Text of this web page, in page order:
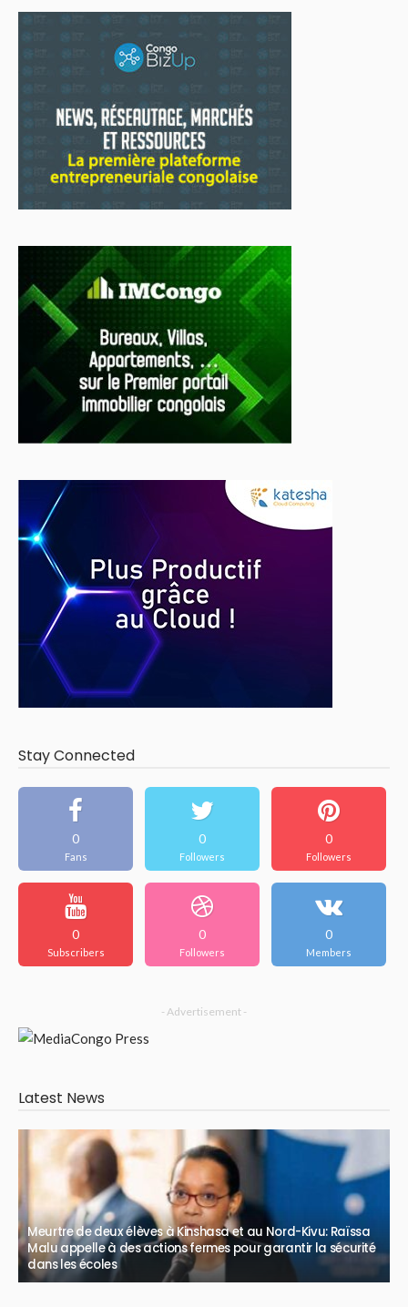
Stay Connected
0
Fans
0
Followers
0
Followers
0
Subscribers
0
Followers
0
Members
- Advertisement -
Latest News
Meurtre de deux élèves à Kinshasa et au Nord-Kivu: Raïssa
Malu appelle à des actions fermes pour garantir la sécurité
dans les écoles